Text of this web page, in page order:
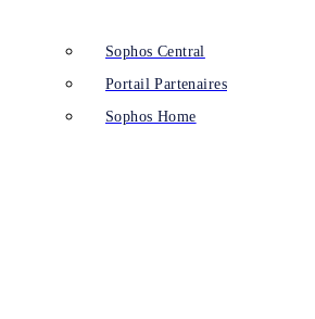
Sophos Central
Portail Partenaires
Sophos Home